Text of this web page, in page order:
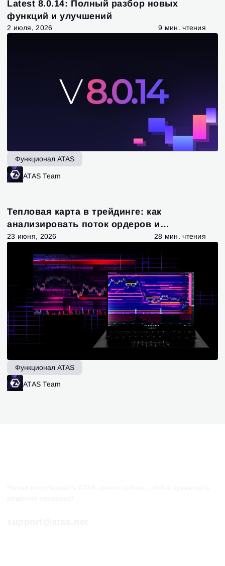
Latest 8.0.14: Полный разбор новых
функций и улучшений
2 июля, 2026 9 мин. чтения
Функционал ATAS
ATAS Team
Тепловая карта в трейдинге: как
анализировать поток ордеров и
ликвидность
23 июня, 2026 28 мин. чтения
Функционал ATAS
ATAS Team